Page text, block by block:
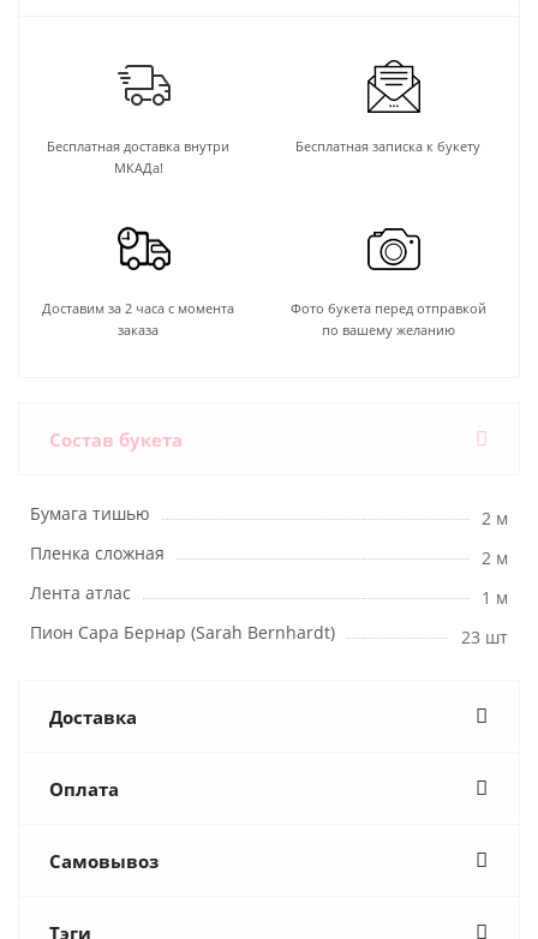
Бесплатная доставка внутри
МКАДа!
Бесплатная записка к букету
Доставим за 2 часа с момента
заказа
Фото букета перед отправкой
по вашему желанию
Состав букета
Бумага тишью
2 м
Пленка сложная
2 м
Лента атлас
1 м
Пион Сара Бернар (Sarah Bernhardt)
23 шт
Доставка
Оплата
Самовывоз
Тэги